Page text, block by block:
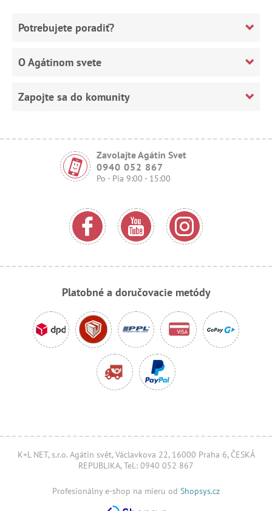
Potrebujete poradiť?
O Agátinom svete
Zapojte sa do komunity
Zavolajte Agátin Svet
0940 052 867
Po - Pia 9:00 - 15:00
Platobné a doručovacie metódy
K+L NET, s.r.o. Agátin svět, Václavkova 22, 16000 Praha 6, ČESKÁ
REPUBLIKA, Tel.: 0940 052 867
Profesionálny e-shop na mieru od Shopsys.cz